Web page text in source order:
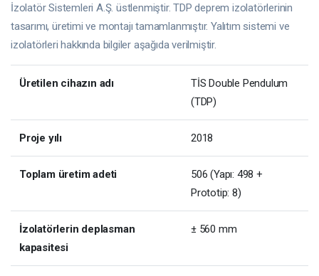
İzolatör Sistemleri A.Ş. üstlenmiştir. TDP deprem izolatörlerinin
tasarımı, üretimi ve montajı tamamlanmıştır. Yalıtım sistemi ve
izolatörleri hakkında bilgiler aşağıda verilmiştir.
Üretilen cihazın adı
TİS Double Pendulum
(TDP)
Proje yılı 2018
Toplam üretim adeti
506 (Yapı: 498 +
Prototip: 8)
İzolatörlerin deplasman
kapasitesi
± 560 mm